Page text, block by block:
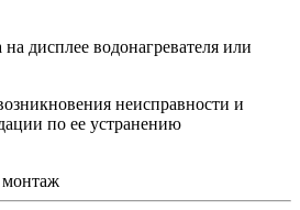
дисплее водонагревателя или
неисправности и
по ее устранению
монтаж